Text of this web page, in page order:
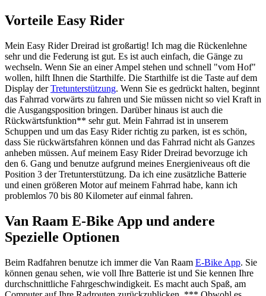
Vorteile Easy Rider
Mein Easy Rider Dreirad ist großartig! Ich mag die Rückenlehne
sehr und die Federung ist gut. Es ist auch einfach, die Gänge zu
wechseln. Wenn Sie an einer Ampel stehen und schnell "vom Hof"
wollen, hilft Ihnen die Starthilfe. Die Starthilfe ist die Taste auf dem
Display derTretunterstützung. Wenn Sie es gedrückt halten, beginnt
das Fahrrad vorwärts zu fahren und Sie müssen nicht so viel Kraft in
die Ausgangsposition bringen. Darüber hinaus ist auch die
Rückwärtsfunktion** sehr gut. Mein Fahrrad ist in unserem
Schuppen und um das Easy Rider richtig zu parken, ist es schön,
dass Sie rückwärtsfahren können und das Fahrrad nicht als Ganzes
anheben müssen. Auf meinem Easy Rider Dreirad bevorzuge ich
den 6. Gang und benutze aufgrund meines Energieniveaus oft die
Position 3 der Tretunterstützung. Da ich eine zusätzliche Batterie
und einen größeren Motor auf meinem Fahrrad habe, kann ich
problemlos 70 bis 80 Kilometer auf einmal fahren.
Van Raam E-Bike App und andere
Spezielle Optionen
Beim Radfahren benutze ich immer die Van Raam E-Bike App. Sie
können genau sehen, wie voll Ihre Batterie ist und Sie kennen Ihre
durchschnittliche Fahrgeschwindigkeit. Es macht auch Spaß, am